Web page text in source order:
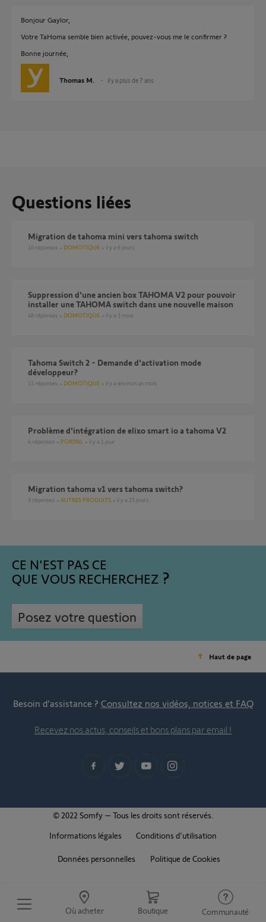
Où acheter Boutique Communauté
Bonjour Gaylor,
Votre TaHoma semble bien activée, pouvez-vous me le confirmer ?
Bonne journée,
Thomas M. il y a plus de 7 ans
Questions liées
Migration de tahoma mini vers tahoma switch
10 réponses DOMOTIQUE il y a 6 jours
Suppression d'une ancien box TAHOMA V2 pour pouvoir
installer une TAHOMA switch dans une nouvelle maison
48 réponses DOMOTIQUE il y a 3 mois
Tahoma Switch 2 - Demande d'activation mode
développeur?
11 réponses DOMOTIQUE il y a environ un mois
Problème d'intégration de elixo smart io a tahoma V2
4 réponses PORTAIL il y a 1 jour
Migration tahoma v1 vers tahoma switch?
3 réponses AUTRES PRODUITS il y a 25 jours
CE N'EST PAS CE
QUE VOUS RECHERCHEZ
Posez votre question
Haut de page
Besoin d’assistance ? Consultez nos vidéos, notices et FAQ
Recevez nos actus, conseils et bons plans par email !
© 2022 Somfy – Tous les droits sont réservés.
Informations légales
Conditions d'utilisation
Données personnelles Politique de Cookies